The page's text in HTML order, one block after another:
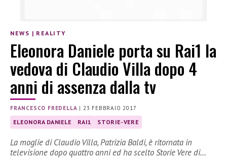
NEWS | REALITY
Eleonora Daniele porta su Rai1 la
vedova di Claudio Villa dopo 4
anni di assenza dalla tv
FRANCESCO FREDELLA | 23 FEBBRAIO 2017
ELEONORA DANIELE RAI1 STORIE-VERE
La moglie di Claudio Villa, Patrizia Baldi, è ritornata in
televisione dopo quattro anni ed ha scelto Storie Vere di…